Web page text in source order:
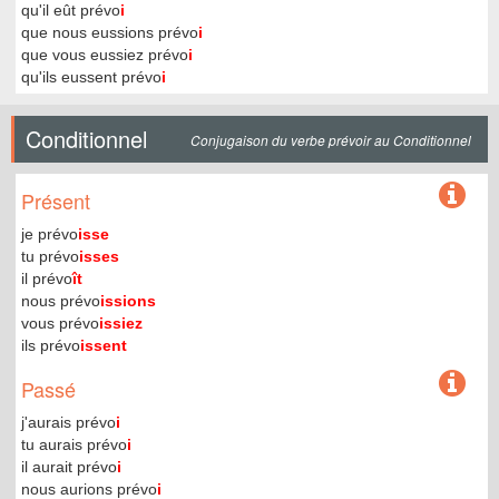
qu'il eût prévoi
que nous eussions prévoi
que vous eussiez prévoi
qu'ils eussent prévoi
Conditionnel Conjugaison du verbe prévoir au Conditionnel
Présent
je prévoisse
tu prévoisses
il prévoît
nous prévoissions
vous prévoissiez
ils prévoissent
Passé
j'aurais prévoi
tu aurais prévoi
il aurait prévoi
nous aurions prévoi